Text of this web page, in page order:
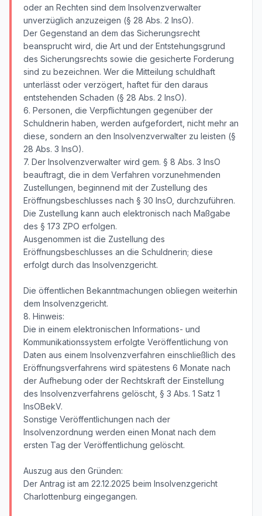
oder an Rechten sind dem Insolvenzverwalter
unverzüglich anzuzeigen (§ 28 Abs. 2 InsO).
Der Gegenstand an dem das Sicherungsrecht
beansprucht wird, die Art und der Entstehungsgrund
des Sicherungsrechts sowie die gesicherte Forderung
sind zu bezeichnen. Wer die Mitteilung schuldhaft
unterlässt oder verzögert, haftet für den daraus
entstehenden Schaden (§ 28 Abs. 2 InsO).
6. Personen, die Verpflichtungen gegenüber der
Schuldnerin haben, werden aufgefordert, nicht mehr an
diese, sondern an den Insolvenzverwalter zu leisten (§
28 Abs. 3 InsO).
7. Der Insolvenzverwalter wird gem. § 8 Abs. 3 InsO
beauftragt, die in dem Verfahren vorzunehmenden
Zustellungen, beginnend mit der Zustellung des
Eröffnungsbeschlusses nach § 30 InsO, durchzuführen.
Die Zustellung kann auch elektronisch nach Maßgabe
des § 173 ZPO erfolgen.
Ausgenommen ist die Zustellung des
Eröffnungsbeschlusses an die Schuldnerin; diese
erfolgt durch das Insolvenzgericht.
Die öffentlichen Bekanntmachungen obliegen weiterhin
dem Insolvenzgericht.
8. Hinweis:
Die in einem elektronischen Informations- und
Kommunikationssystem erfolgte Veröffentlichung von
Daten aus einem Insolvenzverfahren einschließlich des
Eröffnungsverfahrens wird spätestens 6 Monate nach
der Aufhebung oder der Rechtskraft der Einstellung
des Insolvenzverfahrens gelöscht, § 3 Abs. 1 Satz 1
InsOBekV.
Sonstige Veröffentlichungen nach der
Insolvenzordnung werden einen Monat nach dem
ersten Tag der Veröffentlichung gelöscht.
Auszug aus den Gründen:
Der Antrag ist am 22.12.2025 beim Insolvenzgericht
Charlottenburg eingegangen.